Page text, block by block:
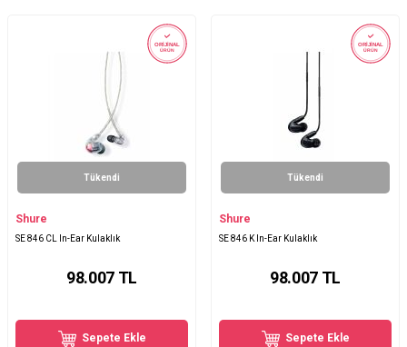
Tükendi
ORİJİNAL
ÜRÜN
Shure
SE 846 CL In-Ear Kulaklık
98.007TL
Sepete Ekle
Tükendi
ORİJİNAL
ÜRÜN
Shure
SE 846 K In-Ear Kulaklık
98.007TL
Sepete Ekle